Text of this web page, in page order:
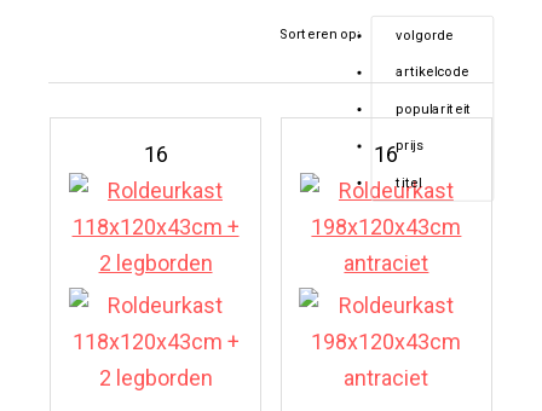
Sorteren op: volgorde
artikelcode
populariteit
prijs
titel
16 16